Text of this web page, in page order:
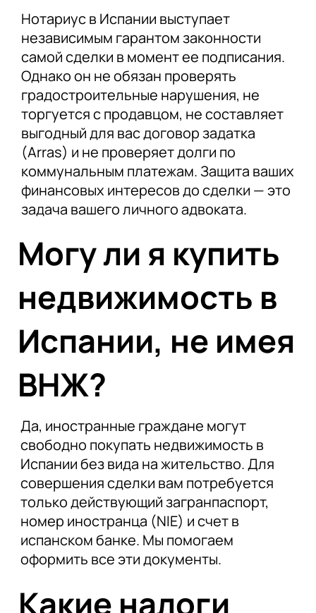
Нотариус в Испании выступает
независимым гарантом законности
самой сделки в момент ее подписания.
Однако он не обязан проверять
градостроительные нарушения, не
торгуется с продавцом, не составляет
выгодный для вас договор задатка
(Arras) и не проверяет долги по
коммунальным платежам. Защита ваших
финансовых интересов до сделки — это
задача вашего личного адвоката.
Могу ли я купить
недвижимость в
Испании, не имея
ВНЖ?
Да, иностранные граждане могут
свободно покупать недвижимость в
Испании без вида на жительство. Для
совершения сделки вам потребуется
только действующий загранпаспорт,
номер иностранца (NIE) и счет в
испанском банке. Мы помогаем
оформить все эти документы.
Какие налоги